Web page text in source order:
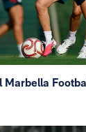
Marbella